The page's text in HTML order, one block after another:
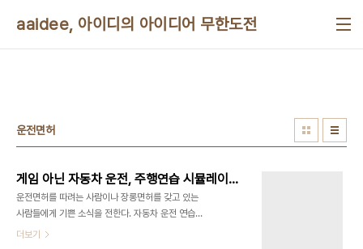
aaidee, 아이디의 아이디어 무한도전
운전면허
게임 아닌 자동차 운전, 주행연습 시뮬레이터
운전면허를 따려는 사람이나 장롱면허를 갖고 있는
사람들에게 기쁜 소식을 전한다. 자동차 운전 연습을
집에서 컴퓨터로도 할 수 있다. 자동차가 사고날 염려
더보기